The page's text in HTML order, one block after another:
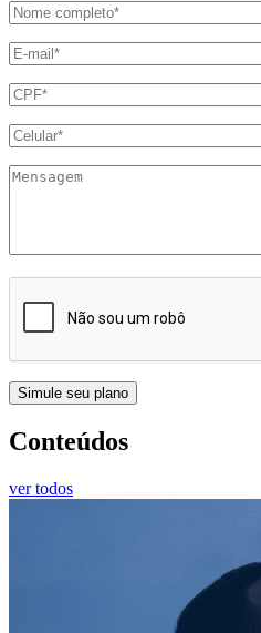
Conteúdos
ver todos